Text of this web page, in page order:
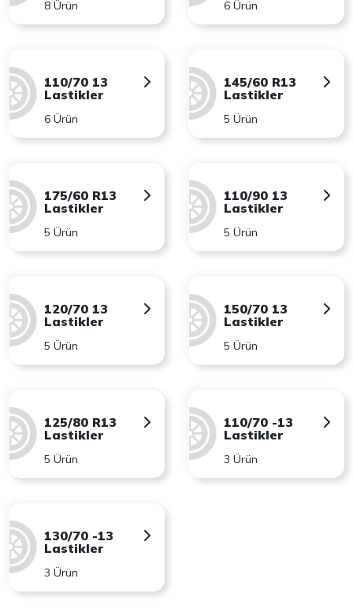
8 Ürün 6 Ürün
110/70 13
Lastikler
6 Ürün
145/60 R13
Lastikler
5 Ürün
175/60 R13
Lastikler
5 Ürün
110/90 13
Lastikler
5 Ürün
120/70 13
Lastikler
5 Ürün
150/70 13
Lastikler
5 Ürün
125/80 R13
Lastikler
5 Ürün
110/70 -13
Lastikler
3 Ürün
130/70 -13
Lastikler
3 Ürün